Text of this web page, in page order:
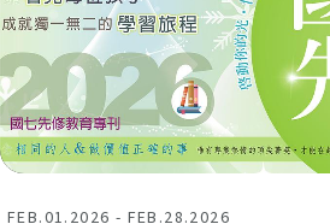
FEB.01.2026 - FEB.28.2026